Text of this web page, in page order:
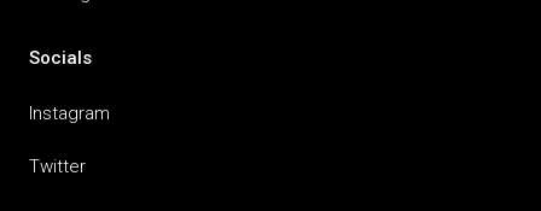
Socials
Instagram
Twitter